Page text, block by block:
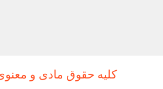
کلیه حقوق مادی و